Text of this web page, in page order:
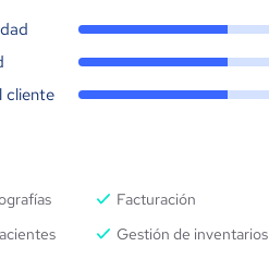
cliente
Facturación
Gestión de inventarios